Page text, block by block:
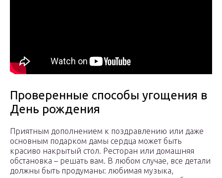
Проверенные способы угощения в
День рождения
Приятным дополнением к поздравлению или даже
основным подарком дамы сердца может быть
красиво накрытый стол. Ресторан или домашняя
обстановка – решать вам. В любом случае, все детали
должны быть продуманы: любимая музыка,